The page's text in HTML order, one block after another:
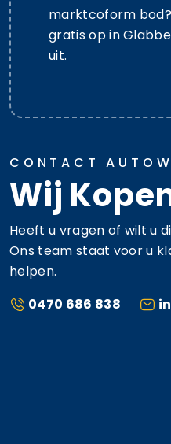
marktcoform
gratis op in
uit.
CONTACT
Wij
Heeft u vragen of wilt u
Ons team staat voor u
helpen.
0470 686 838